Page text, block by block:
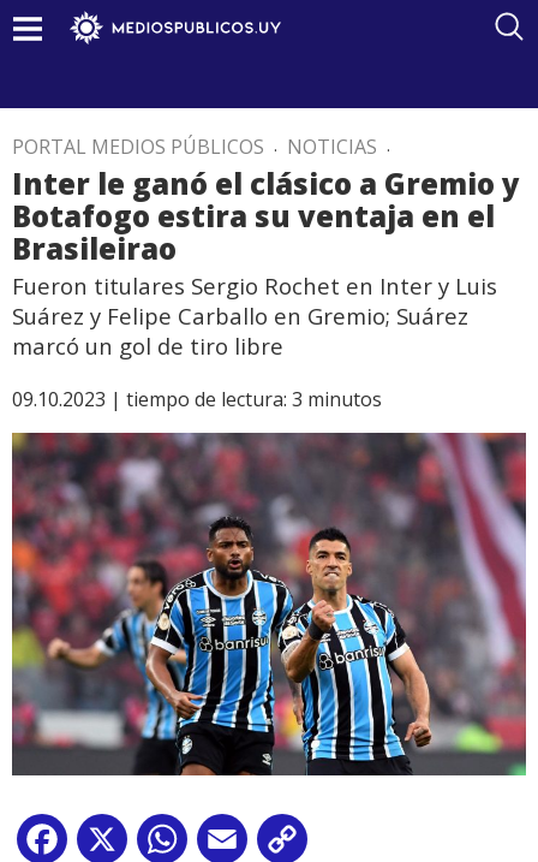
PORTAL MEDIOS PÚBLICOS . NOTICIAS .
Inter le ganó el clásico a Gremio y
Botafogo estira su ventaja en el
Brasileirao
Fueron titulares Sergio Rochet en Inter y Luis
Suárez y Felipe Carballo en Gremio; Suárez
marcó un gol de tiro libre
09.10.2023 | tiempo de lectura: 3 minutos
Facebook
X WhatsApp
Email